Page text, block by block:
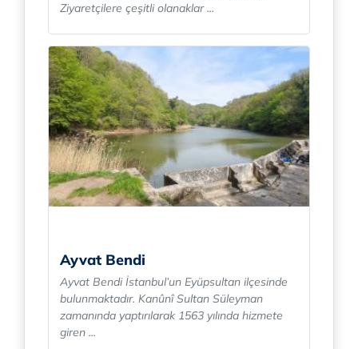
Ziyaretçilere çeşitli olanaklar ...
Ayvat Bendi
Ayvat Bendi İstanbul’un Eyüpsultan ilçesinde
bulunmaktadır. Kanûnî Sultan Süleyman
zamanında yaptırılarak 1563 yılında hizmete
giren ...